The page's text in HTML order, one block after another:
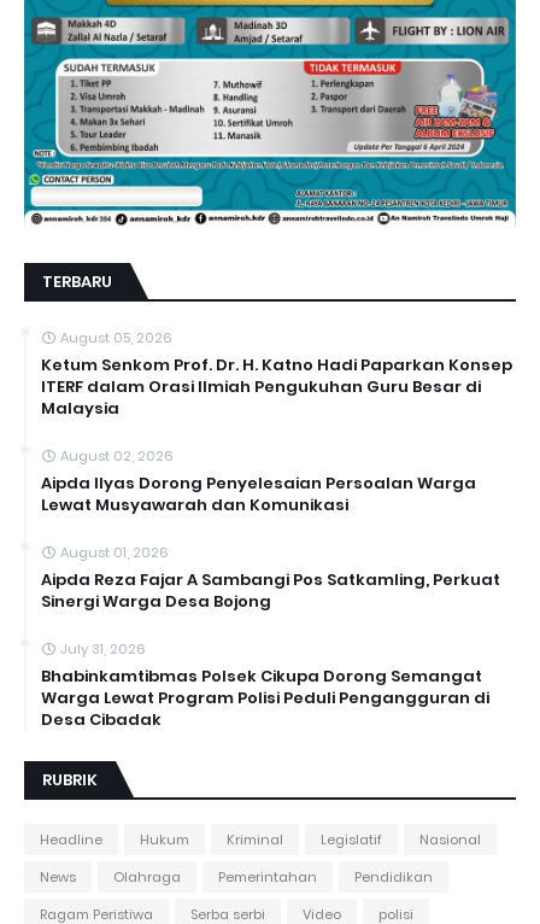
TERBARU
August 05, 2026
Ketum Senkom Prof. Dr. H. Katno Hadi Paparkan Konsep
ITERF dalam Orasi Ilmiah Pengukuhan Guru Besar di
Malaysia
August 02, 2026
Aipda Ilyas Dorong Penyelesaian Persoalan Warga
Lewat Musyawarah dan Komunikasi
August 01, 2026
Aipda Reza Fajar A Sambangi Pos Satkamling, Perkuat
Sinergi Warga Desa Bojong
July 31, 2026
Bhabinkamtibmas Polsek Cikupa Dorong Semangat
Warga Lewat Program Polisi Peduli Pengangguran di
Desa Cibadak
RUBRIK
Headline Hukum Kriminal Legislatif
Nasional
News
Olahraga Pemerintahan
Pendidikan
Ragam Peristiwa
Serba serbi Video polisi